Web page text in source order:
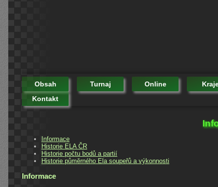
Obsah Turnaj Online
Kontakt
Informace
Historie ELA ČR
Historie počtu bodů a partií
Historie půměrného Ela soupeřů a výkonnosti
Informace